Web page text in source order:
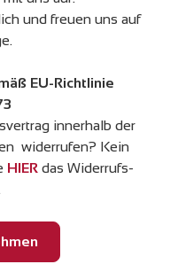
und freuen uns auf
EU-Richtlinie
innerhalb der
widerrufen? Kein
HIER das Widerrufs-